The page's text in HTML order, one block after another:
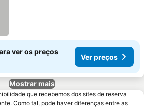
ver os preços
Ver preços
Mostrar mais
que recebemos dos sites de reserva
Como tal, pode haver diferenças entre as